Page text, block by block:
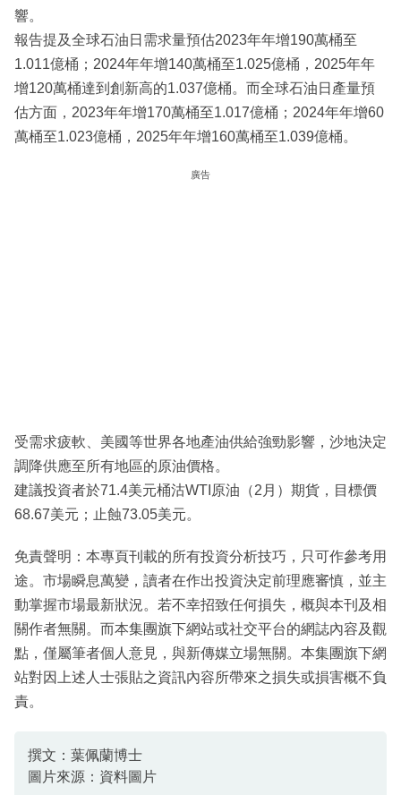
響。
報告提及全球石油日需求量預估2023年年增190萬桶至
1.011億桶；2024年年增140萬桶至1.025億桶，2025年年
增120萬桶達到創新高的1.037億桶。而全球石油日產量預
估方面，2023年年增170萬桶至1.017億桶；2024年年增60
萬桶至1.023億桶，2025年年增160萬桶至1.039億桶。
廣告
受需求疲軟、美國等世界各地產油供給強勁影響，沙地決定
調降供應至所有地區的原油價格。
建議投資者於71.4美元桶沽WTI原油（2月）期貨，目標價
68.67美元；止蝕73.05美元。
免責聲明：本專頁刊載的所有投資分析技巧，只可作參考用
途。市場瞬息萬變，讀者在作出投資決定前理應審慎，並主
動掌握市場最新狀況。若不幸招致任何損失，概與本刊及相
關作者無關。而本集團旗下網站或社交平台的網誌內容及觀
點，僅屬筆者個人意見，與新傳媒立場無關。本集團旗下網
站對因上述人士張貼之資訊內容所帶來之損失或損害概不負
責。
撰文：葉佩蘭博士
圖片來源：資料圖片